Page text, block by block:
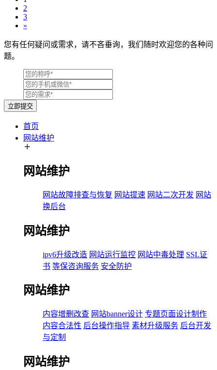
2
3
»
您有任何疑问或需求，请不吝垂询，我们随时欢迎您的各种问
题。
立即提交
首页
网站维护
网站维护
网站故障排查与恢复 网站提速 网站二次开发 网站
换后台
网站维护
ipv6升级改造 网站运行监控 网站中毒处理 SSL证
书 等保咨询服务 安全防护
网站维护
内容增删改查 网站banner设计 专题页面设计制作
内容合法性 后台操作指导 素材升级服务 后台开发
与定制
网站维护